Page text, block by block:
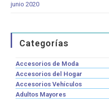
junio 2020
Categorías
Accesorios de Moda
Accesorios del Hogar
Accesorios Vehículos
Adultos Mayores